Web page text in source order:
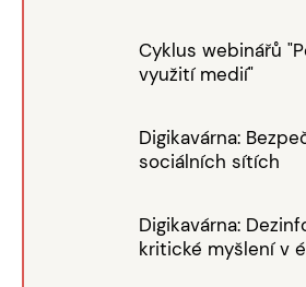
Cyklus webinářů
využití medií"
Digikavárna:
sociálních sítích
Digikavárna:
kritické myšlení v